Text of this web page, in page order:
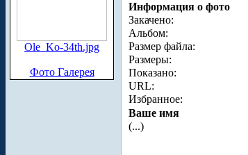
Ole_Ko-34th.jpg
Фото Галерея
Информация о фото
Закачено:
Альбом:
Размер файла:
Размеры:
Показано:
URL:
Избранное:
Ваше имя
(...)